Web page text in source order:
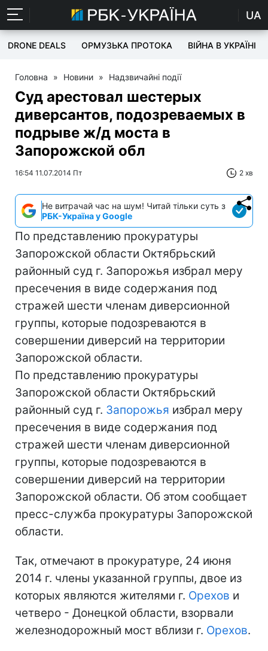
UA
DRONE DEALS ОРМУЗЬКА ПРОТОКА ВІЙНА В УКРАЇНІ
Головна » Новини » Надзвичайні події
Суд арестовал шестерых
диверсантов, подозреваемых в
подрыве ж/д моста в
Запорожской обл
16:54 11.07.2014 Пт 2 хв
Не витрачай час на шум! Читай тільки суть з
РБК-Україна у Google
По представлению прокуратуры
Запорожской области Октябрьский
районный суд г. Запорожья избрал меру
пресечения в виде содержания под
стражей шести членам диверсионной
группы, которые подозреваются в
совершении диверсий на территории
Запорожской области.
По представлению прокуратуры
Запорожской области Октябрьский
районный суд г. Запорожья избрал меру
пресечения в виде содержания под
стражей шести членам диверсионной
группы, которые подозреваются в
совершении диверсий на территории
Запорожской области. Об этом сообщает
пресс-служба прокуратуры Запорожской
области.
Так, отмечают в прокуратуре, 24 июня
2014 г. члены указанной группы, двое из
которых являются жителями г. Орехов и
четверо - Донецкой области, взорвали
железнодорожный мост вблизи г. Орехов.